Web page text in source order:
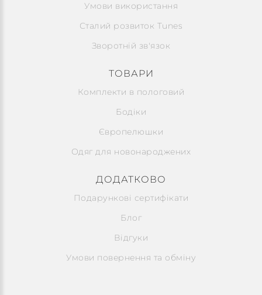
Умови використання
Сталий розвиток Tunes
Зворотній зв'язок
ТОВАРИ
Комплекти в пологовий
Бодіки
Європелюшки
Одяг для новонароджених
ДОДАТКОВО
Подарункові сертифікати
Блог
Відгуки
Умови повернення та обміну